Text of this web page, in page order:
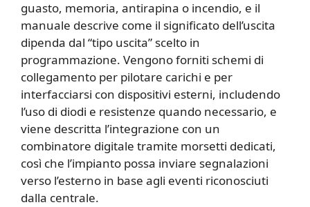
guasto, memoria, antirapina o incendio, e il
manuale descrive come il significato dell’uscita
dipenda dal “tipo uscita” scelto in
programmazione. Vengono forniti schemi di
collegamento per pilotare carichi e per
interfacciarsi con dispositivi esterni, includendo
l’uso di diodi e resistenze quando necessario, e
viene descritta l’integrazione con un
combinatore digitale tramite morsetti dedicati,
così che l’impianto possa inviare segnalazioni
verso l’esterno in base agli eventi riconosciuti
dalla centrale.